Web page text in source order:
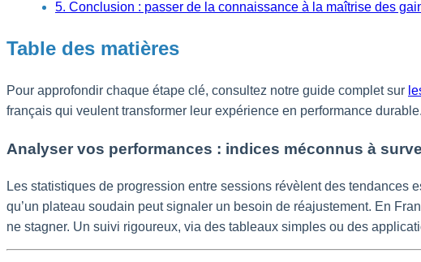
5. Conclusion : passer de la connaissance à la maîtrise des
Table des matières
Pour approfondir chaque étape clé, consultez notre guide complet sur
français qui veulent transformer leur expérience en performance durable.
Analyser vos performances : indices méconnus à
Les statistiques de progression entre sessions révèlent des
qu’un plateau soudain peut signaler un besoin de réajustement. En
ne stagner. Un suivi rigoureux, via des tableaux simples ou des